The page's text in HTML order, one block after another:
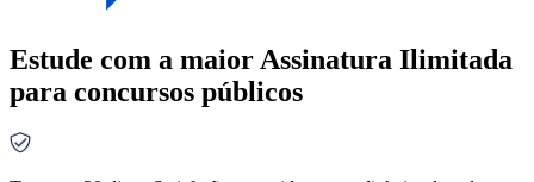
Estude com a maior Assinatura Ilimitada
para concursos públicos